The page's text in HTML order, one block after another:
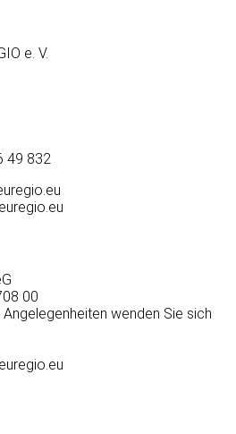
e. V.
49 832
00
wenden Sie sich